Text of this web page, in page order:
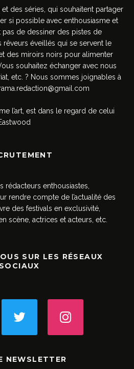
des séries, qui souhaitent partager
si possible avec enthousiasme et
pas de dessiner des pistes de
rêveurs éveillés qui se servent le
des miroirs noirs pour alimenter
souhaitez échanger avec nous
etc. ? Nous sommes joignables à
l’art, est dans le regard de celui
rédacteurs enthousiastes,
rendre compte de l’actualité des
des festivals en exclusivité,
scène, actrices et acteurs, etc.
SUR LES RÉSEAUX
SOCIAUX
NEWSLETTER